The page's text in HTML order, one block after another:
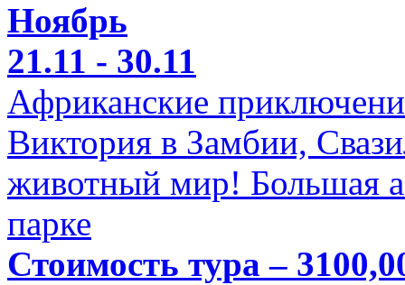
Ноябрь
21.11 - 30.11
Африканские
Виктория в Замбии,
животный мир! Большая
парке
Стоимость тура –